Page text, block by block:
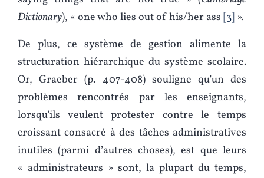
Dictionary), « one who lies out of his/her ass 3 ».
De plus, ce système de gestion alimente la
structuration hiérarchique du système scolaire.
Or, Graeber (p. 407-408) souligne qu’un des
problèmes rencontrés par les enseignants,
lorsqu’ils veulent protester contre le temps
croissant consacré à des tâches administratives
inutiles (parmi d’autres choses), est que leurs
« administrateurs » sont, la plupart du temps,